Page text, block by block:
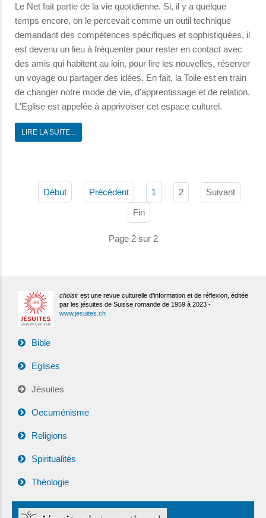
Le Net fait partie de la vie quotidienne. Si, il y a quelque
temps encore, on le percevait comme un outil technique
demandant des compétences spécifiques et sophistiquées, il
est devenu un lieu à fréquenter pour rester en contact avec
des amis qui habitent au loin, pour lire les nouvelles, réserver
un voyage ou partager des idées. En fait, la Toile est en train
de changer notre mode de vie, d'apprentissage et de relation.
L'Eglise est appelée à apprivoiser cet espace culturel.
LIRE LA SUITE...
Début Précédent 1 2 Suivant
Fin
Page 2 sur 2
choisir est une revue culturelle d’information et de réflexion, éditée
par les jésuites de Suisse romande de 1959 à 2023 -
www.jesuites.ch
Bible
Eglises
Jésuites
Oecuménisme
Religions
Spiritualités
Théologie